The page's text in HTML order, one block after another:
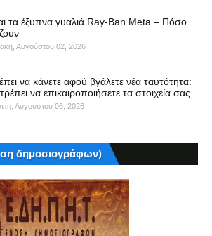
τα έξυπνα γυαλιά Ray-Ban Meta – Πόσο
Αυγούστου 02, 2026
να κάνετε αφού βγάλετε νέα ταυτότητα:
να επικαιροποιήσετε τα στοιχεία σας
Αυγούστου 06, 2026
δημοσιογράφων)